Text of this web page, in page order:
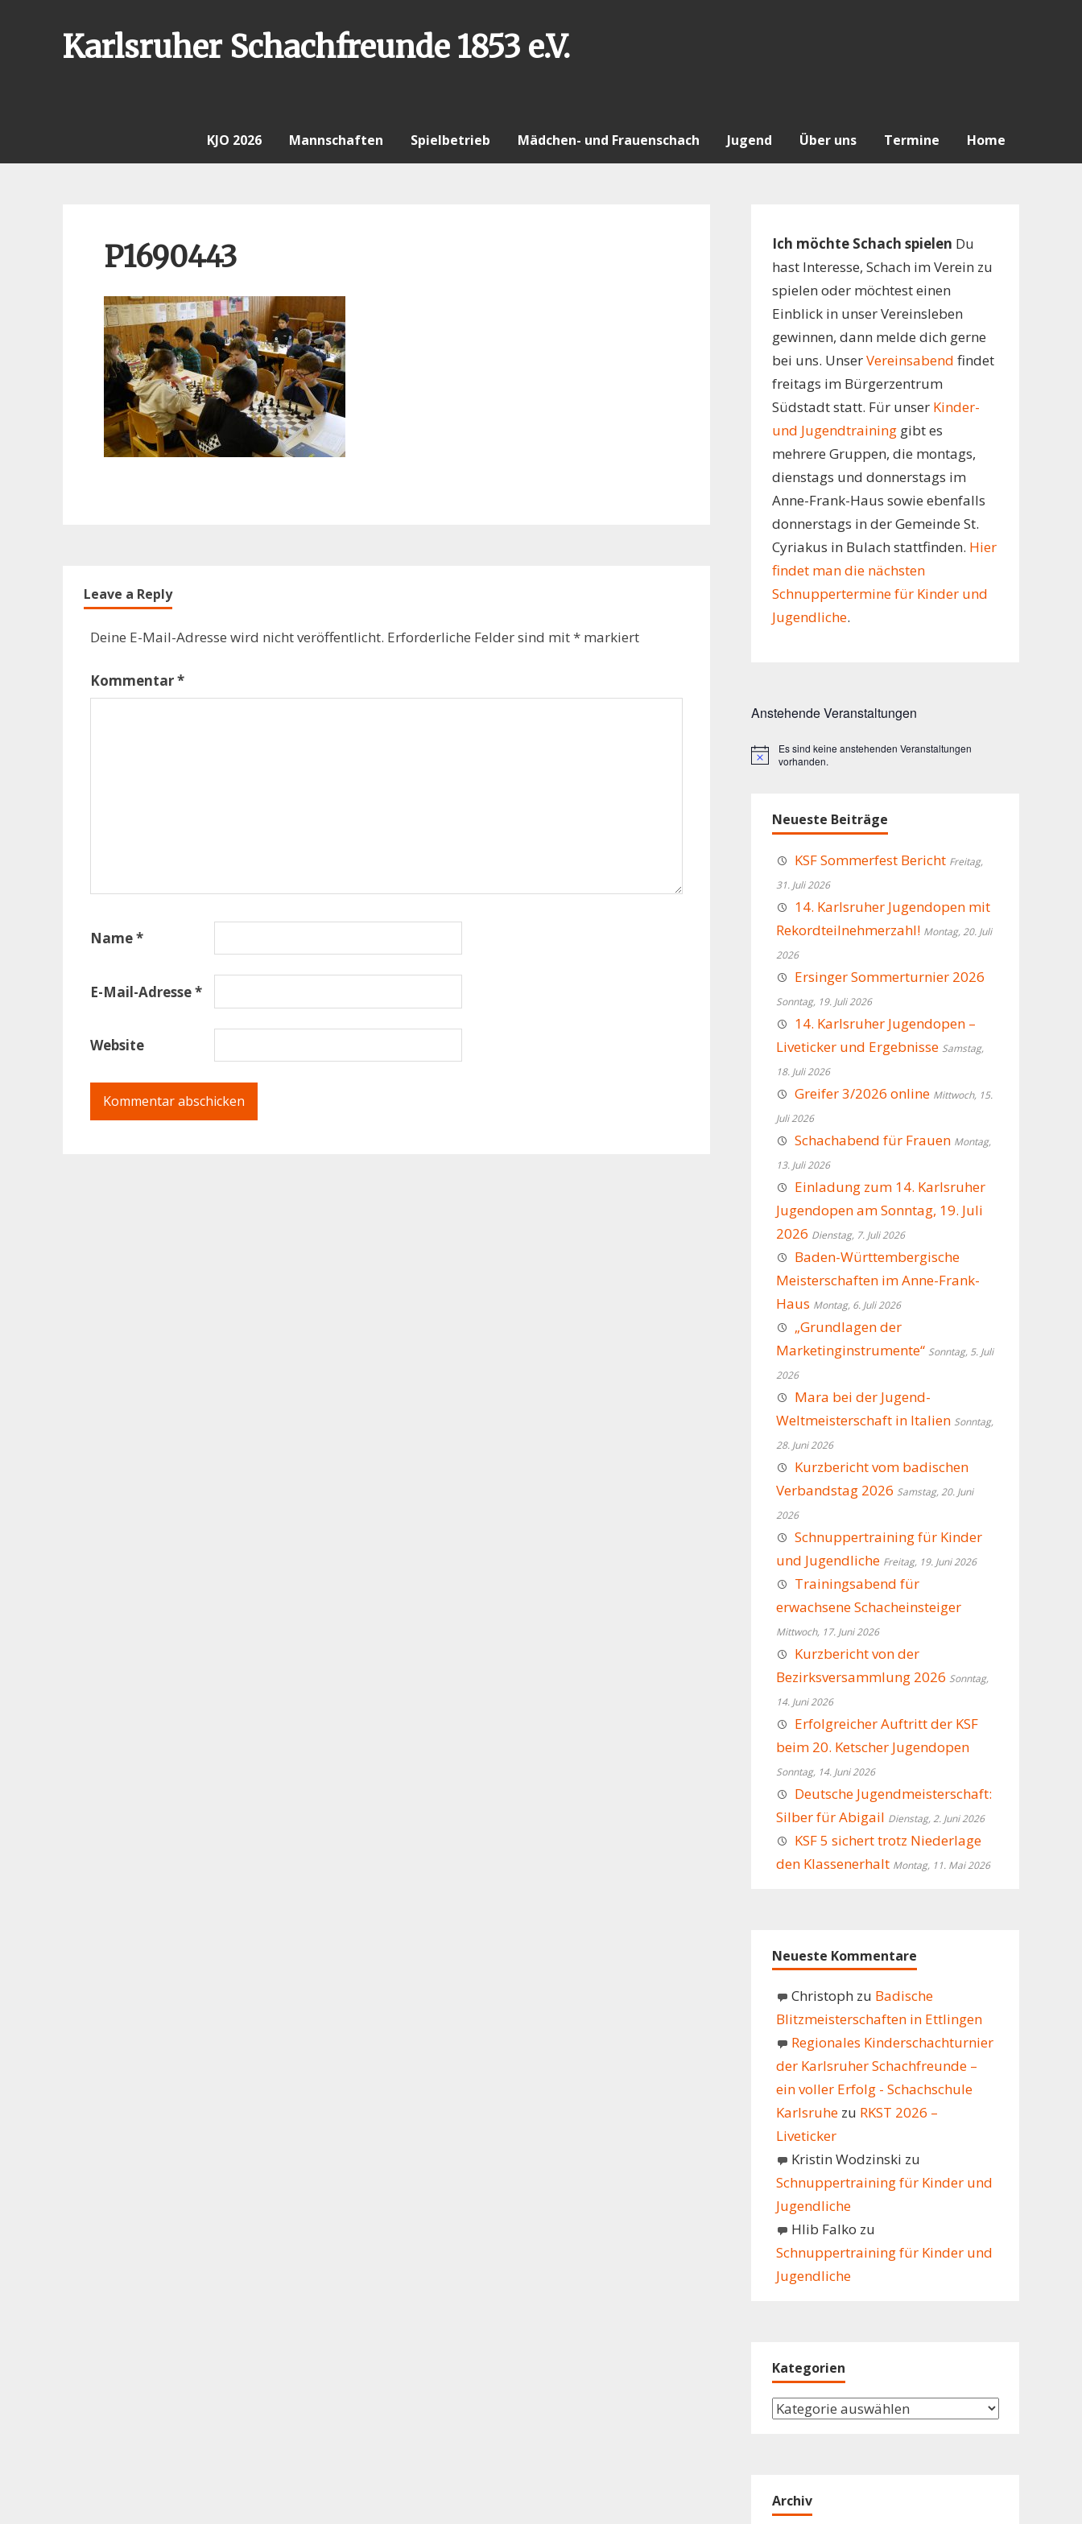
Karlsruher Schachfreunde 1853 e.V.
KJO 2026 Mannschaften Spielbetrieb Mädchen- und Frauenschach Jugend Über uns Termine Home
P1690443
Leave a Reply
Deine E-Mail-Adresse wird nicht veröffentlicht. Erforderliche Felder sind mit* markiert
Kommentar*
Name*
E-Mail-Adresse*
Website
Ich möchte Schach spielen Du
hast Interesse, Schach im Verein zu
spielen oder möchtest einen
Einblick in unser Vereinsleben
gewinnen, dann melde dich gerne
bei uns. UnserVereinsabend findet
freitags im Bürgerzentrum
Südstadt statt. Für unser Kinder-
und Jugendtraininggibt es
mehrere Gruppen, die montags,
dienstags und donnerstags im
Anne-Frank-Haus sowie ebenfalls
donnerstags in der Gemeinde St.
Cyriakus in Bulach stattfinden. Hier
findet man die nächsten
Schnuppertermine für Kinder und
Jugendliche.
Anstehende Veranstaltungen
Hinweis
Es sind keine anstehenden Veranstaltungen
vorhanden.
Neueste Beiträge
KSF Sommerfest Bericht Freitag,
31. Juli 2026
14. Karlsruher Jugendopen mit
Rekordteilnehmerzahl! Montag, 20. Juli
2026
Ersinger Sommerturnier 2026
Sonntag, 19. Juli 2026
14. Karlsruher Jugendopen –
Liveticker und Ergebnisse Samstag,
18. Juli 2026
Greifer 3/2026 online Mittwoch, 15.
Juli 2026
Schachabend für Frauen Montag,
13. Juli 2026
Einladung zum 14. Karlsruher
Jugendopen am Sonntag, 19. Juli
2026 Dienstag, 7. Juli 2026
Baden-Württembergische
Meisterschaften im Anne-Frank-
Haus Montag, 6. Juli 2026
„Grundlagen der
Marketinginstrumente“ Sonntag, 5. Juli
2026
Mara bei der Jugend-
Weltmeisterschaft in Italien Sonntag,
28. Juni 2026
Kurzbericht vom badischen
Verbandstag 2026 Samstag, 20. Juni
2026
Schnuppertraining für Kinder
und Jugendliche Freitag, 19. Juni 2026
Trainingsabend für
erwachsene Schacheinsteiger
Mittwoch, 17. Juni 2026
Kurzbericht von der
Bezirksversammlung 2026 Sonntag,
14. Juni 2026
Erfolgreicher Auftritt der KSF
beim 20. Ketscher Jugendopen
Sonntag, 14. Juni 2026
Deutsche Jugendmeisterschaft:
Silber für Abigail Dienstag, 2. Juni 2026
KSF 5 sichert trotz Niederlage
den Klassenerhalt Montag, 11. Mai 2026
Neueste Kommentare
Christoph zu Badische
Blitzmeisterschaften in Ettlingen
Regionales Kinderschachturnier
der Karlsruher Schachfreunde –
ein voller Erfolg - Schachschule
Karlsruhezu RKST 2026 –
Liveticker
Kristin Wodzinski zu
Schnuppertraining für Kinder und
Jugendliche
Hlib Falko zu
Schnuppertraining für Kinder und
Jugendliche
Kategorien
Kategorien
Archiv